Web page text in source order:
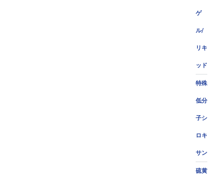
ゲ
ル/
リキ
ッド
特殊
低分
子シ
ロキ
サン
硫黄